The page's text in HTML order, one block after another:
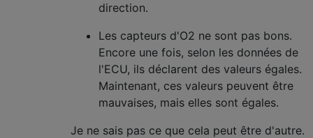
direction.
Les capteurs d'O2 ne sont pas bons.
Encore une fois, selon les données de
l'ECU, ils déclarent des valeurs égales.
Maintenant, ces valeurs peuvent être
mauvaises, mais elles sont égales.
Je ne sais pas ce que cela peut être d'autre.